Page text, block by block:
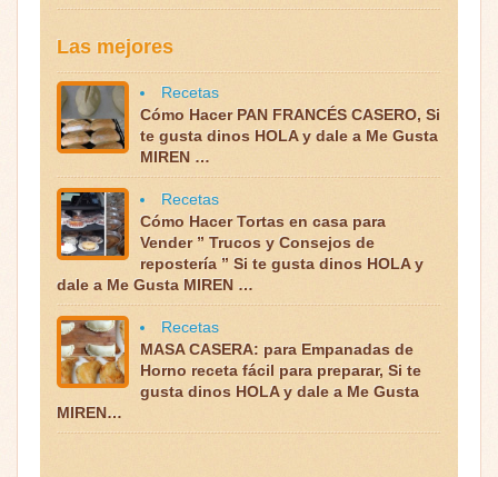
Las mejores
Recetas
Cómo Hacer PAN FRANCÉS CASERO, Si
te gusta dinos HOLA y dale a Me Gusta
MIREN …
Recetas
Cómo Hacer Tortas en casa para
Vender ” Trucos y Consejos de
repostería ” Si te gusta dinos HOLA y
dale a Me Gusta MIREN …
Recetas
MASA CASERA: para Empanadas de
Horno receta fácil para preparar, Si te
gusta dinos HOLA y dale a Me Gusta
MIREN…